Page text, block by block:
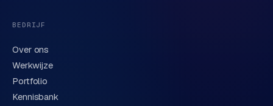
BEDRIJF
Over ons
Werkwijze
Portfolio
Kennisbank